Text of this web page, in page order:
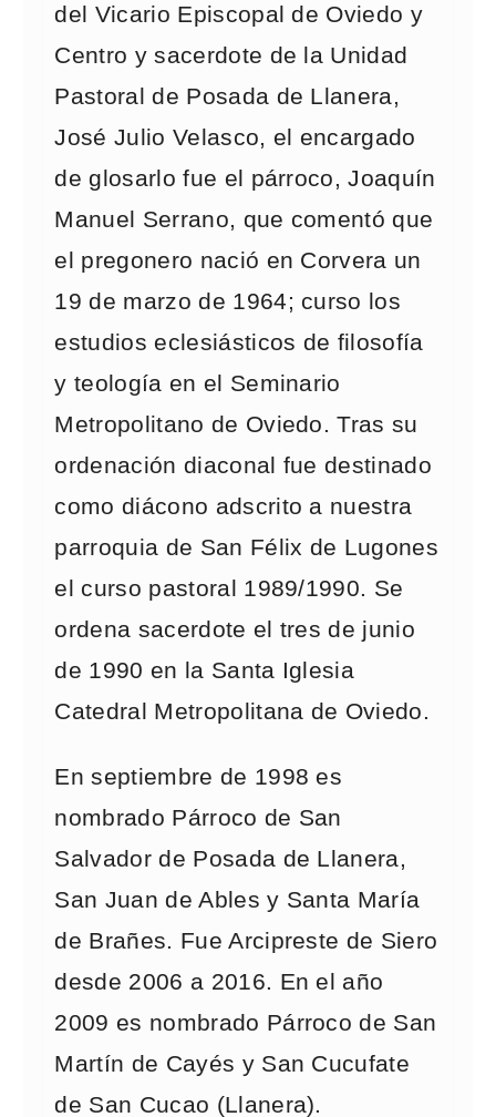
del Vicario Episcopal de Oviedo y
Centro y sacerdote de la Unidad
Pastoral de Posada de Llanera,
José Julio Velasco, el encargado
de glosarlo fue el párroco, Joaquín
Manuel Serrano, que comentó que
el pregonero nació en Corvera un
19 de marzo de 1964; curso los
estudios eclesiásticos de filosofía
y teología en el Seminario
Metropolitano de Oviedo. Tras su
ordenación diaconal fue destinado
como diácono adscrito a nuestra
parroquia de San Félix de Lugones
el curso pastoral 1989/1990. Se
ordena sacerdote el tres de junio
de 1990 en la Santa Iglesia
Catedral Metropolitana de Oviedo.
En septiembre de 1998 es
nombrado Párroco de San
Salvador de Posada de Llanera,
San Juan de Ables y Santa María
de Brañes. Fue Arcipreste de Siero
desde 2006 a 2016. En el año
2009 es nombrado Párroco de San
Martín de Cayés y San Cucufate
de San Cucao (Llanera).